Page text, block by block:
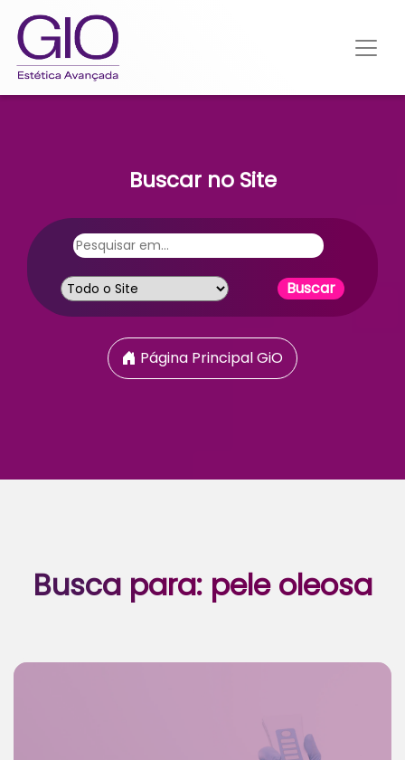
Buscar no Site
Página Principal GiO
Busca para: pele oleosa